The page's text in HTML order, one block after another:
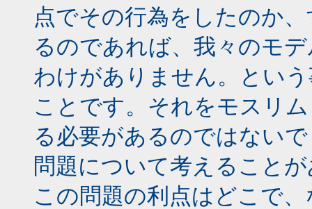
点でその行為をしたのか
るのであれば、我々のモ
わけがありません。とい
ことです。それをモスリ
る必要があるのではない
問題について考えること
この問題の利点はどこで